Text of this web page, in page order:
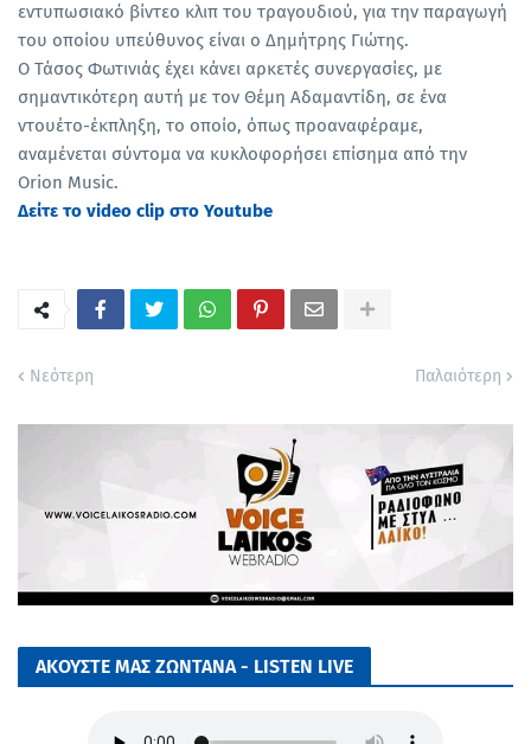
εντυπωσιακό βίντεο κλιπ του τραγουδιού, για την παραγωγή
του οποίου υπεύθυνος είναι ο Δημήτρης Γιώτης.
Ο Τάσος Φωτινιάς έχει κάνει αρκετές συνεργασίες, με
σημαντικότερη αυτή με τον Θέμη Αδαμαντίδη, σε ένα
ντουέτο-έκπληξη, το οποίο, όπως προαναφέραμε,
αναμένεται σύντομα να κυκλοφορήσει επίσημα από την
Orion Music.
Δείτε το video clip στο Youtube
Νεότερη Παλαιότερη
ΑΚΟΥΣΤΕ ΜΑΣ ΖΩΝΤΑΝΑ - LISTEN LIVE